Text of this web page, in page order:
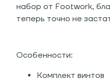
набор от Footwork,
теперь точно не
Особенности:
Комплект винтов